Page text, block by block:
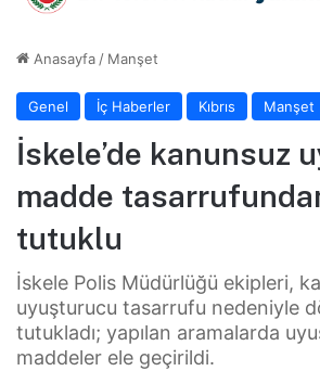
Anasayfa / Manşet
Genel İç Haberler Kıbrıs Manşet
İskele’de kanunsuz
madde
tutuklu
İskele Polis Müdürlüğü ekipleri,
uyuşturucu tasarrufu nedeniyle
tutukladı; yapılan aramalarda
maddeler ele geçirildi.